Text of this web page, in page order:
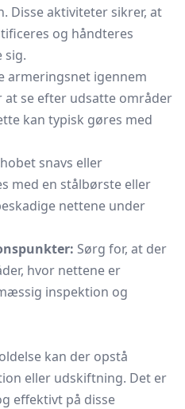
Disse aktiviteter sikrer, at
og håndteres
sig.
armeringsnet igennem
se efter udsatte områder
kan typisk gøres med
snavs eller
med en stålbørste eller
nettene under
Sørg for, at der
hvor nettene er
inspektion og
kan der opstå
eller udskiftning. Det er
effektivt på disse